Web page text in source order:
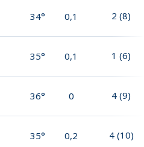
34° 0,1 2 (8)
35° 0,1 1 (6)
36° 0 4 (9)
35° 0,2 4 (10)